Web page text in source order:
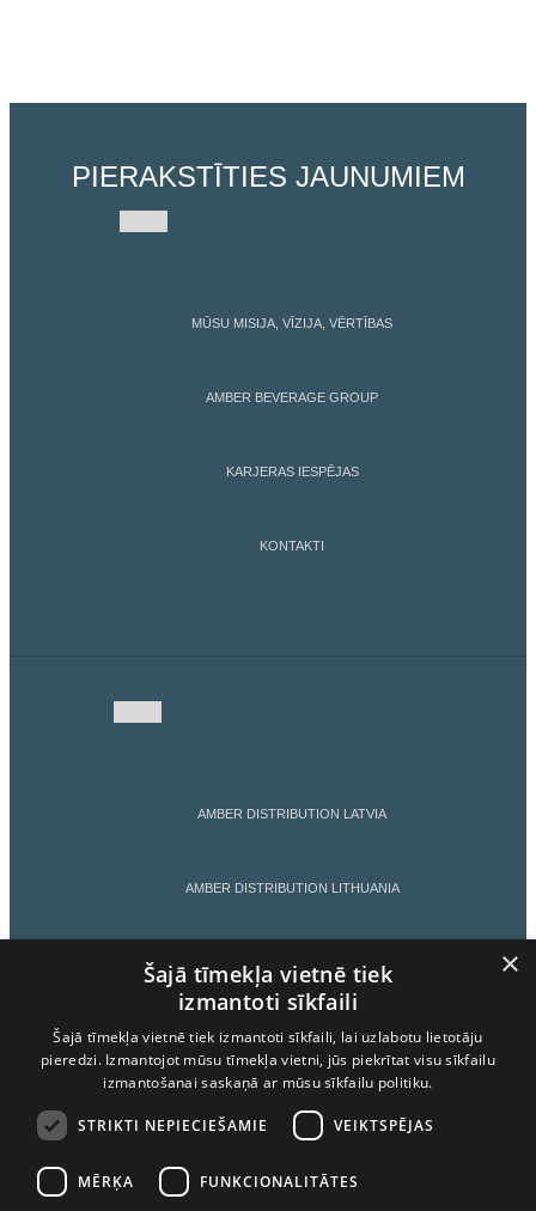
PIERAKSTĪTIES JAUNUMIEM
MŪSU MISIJA, VĪZIJA, VĒRTĪBAS
AMBER BEVERAGE GROUP
KARJERAS IESPĒJAS
KONTAKTI
AMBER DISTRIBUTION LATVIA
AMBER DISTRIBUTION LITHUANIA
AMBER DISTRIBUTION ESTONIA
AMBER LATVIJAS BALZAMS
LIETOŠANAS NOTEIKUMI
×
Šajā tīmekļa vietnē tiek
izmantoti sīkfaili
Šajā tīmekļa vietnē tiek izmantoti sīkfaili, lai uzlabotu lietotāju
pieredzi. Izmantojot mūsu tīmekļa vietni, jūs piekrītat visu sīkfailu
izmantošanai saskaņā ar mūsu sīkfailu politiku.
STRIKTI NEPIECIEŠAMIE VEIKTSPĒJAS
MĒRĶA FUNKCIONALITĀTES